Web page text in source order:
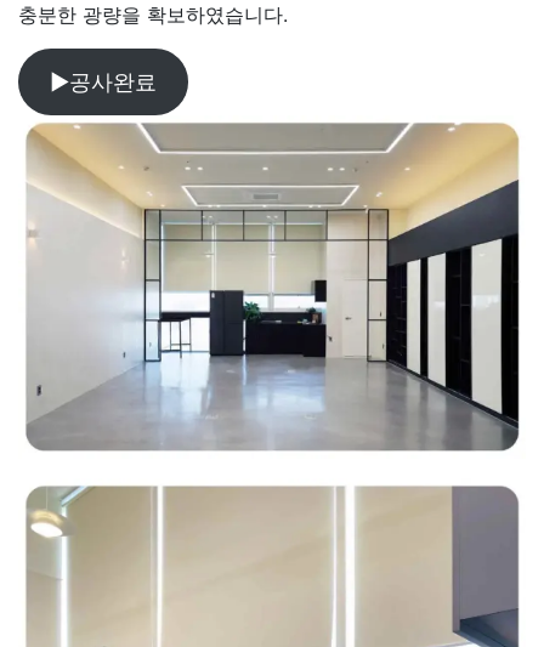
충분한 광량을 확보하였습니다.
▶공사완료